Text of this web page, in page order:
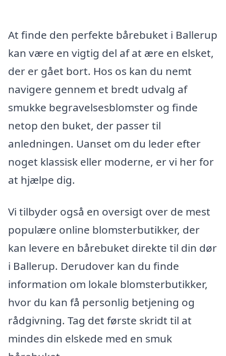
At finde den perfekte bårebuket i Ballerup
kan være en vigtig del af at ære en elsket,
der er gået bort. Hos os kan du nemt
navigere gennem et bredt udvalg af
smukke begravelsesblomster og finde
netop den buket, der passer til
anledningen. Uanset om du leder efter
noget klassisk eller moderne, er vi her for
at hjælpe dig.
Vi tilbyder også en oversigt over de mest
populære online blomsterbutikker, der
kan levere en bårebuket direkte til din dør
i Ballerup. Derudover kan du finde
information om lokale blomsterbutikker,
hvor du kan få personlig betjening og
rådgivning. Tag det første skridt til at
mindes din elskede med en smuk